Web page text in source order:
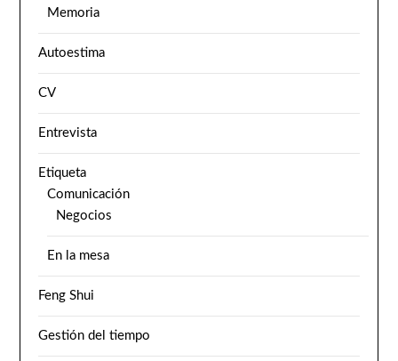
Memoria
Autoestima
CV
Entrevista
Etiqueta
Comunicación
Negocios
En la mesa
Feng Shui
Gestión del tiempo